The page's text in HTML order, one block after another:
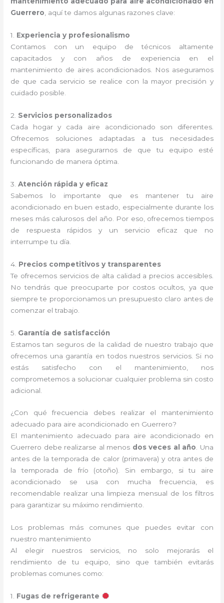
Guerrero , aquí te damos algunas razones clave:
1. Experiencia y profesionalismo
Contamos con un equipo de técnicos altamente
capacitados y con años de experiencia en el
mantenimiento de aires acondicionados. Nos aseguramos
de que cada servicio se realice con la mayor precisión y
cuidado posible.
2. Servicios personalizados
Cada hogar y cada aire acondicionado son diferentes.
Ofrecemos soluciones adaptadas a tus necesidades
específicas, para asegurarnos de que tu equipo esté
funcionando de manera óptima.
3.Atención rápida y eficaz
Sabemos lo importante que es mantener tu aire
acondicionado en buen estado, especialmente durante los
meses más calurosos del año. Por eso, ofrecemos tiempos
de respuesta rápidos y un servicio eficaz que no
interrumpe tu día.
4. Precios competitivos y transparentes
Te ofrecemos servicios de alta calidad a precios accesibles.
No tendrás que preocuparte por costos ocultos, ya que
siempre te proporcionamos un presupuesto claro antes de
comenzar el trabajo.
5. Garantía de satisfacción
Estamos tan seguros de la calidad de nuestro trabajo que
ofrecemos una garantía en todos nuestros servicios. Si no
estás satisfecho con el mantenimiento, nos
comprometemos a solucionar cualquier problema sin costo
adicional.
¿Con qué frecuencia debes realizar el mantenimiento
adecuado para aire acondicionado en Guerrero?
El mantenimiento adecuado para aire acondicionado en
Guerrero debe realizarse al menos dos veces al año. Una
antes de la temporada de calor (primavera) y otra antes de
la temporada de frío (otoño). Sin embargo, si tu aire
acondicionado se usa con mucha frecuencia, es
recomendable realizar una limpieza mensual de los filtros
para garantizar su máximo rendimiento.
Los problemas más comunes que puedes evitar con
nuestro mantenimiento
Al elegir nuestros servicios, no solo mejorarás el
rendimiento de tu equipo, sino que también evitarás
problemas comunes como:
1. Fugas de refrigerante